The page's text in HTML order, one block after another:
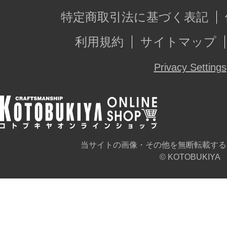
特定商取引法に基づく表記
利用規約
サイトマップ
Privacy Settings
当サイトの画像・その他を無断転載す
© KOTOBUKIYA